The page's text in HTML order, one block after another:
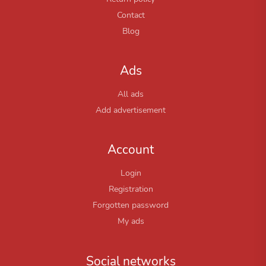
Contact
Blog
Ads
All ads
Add advertisement
Account
Login
Registration
Forgotten password
My ads
Social networks